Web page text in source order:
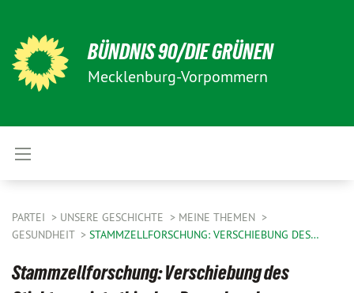
BÜNDNIS 90/DIE GRÜNEN
Mecklenburg-Vorpommern
PARTEI UNSERE GESCHICHTE
MEINE THEMEN
GESUNDHEIT
STAMMZELLFORSCHUNG: VERSCHIEBUNG DES…
Stammzellforschung: Verschiebung des